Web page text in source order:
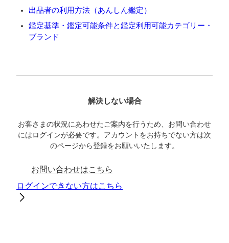
出品者の利用方法（あんしん鑑定）
鑑定基準・鑑定可能条件と鑑定利用可能カテゴリー・
ブランド
解決しない場合
お客さまの状況にあわせたご案内を行うため、お問い合わせ
にはログインが必要です。アカウントをお持ちでない方は次
のページから登録をお願いいたします。
お問い合わせはこちら
ログインできない方はこちら